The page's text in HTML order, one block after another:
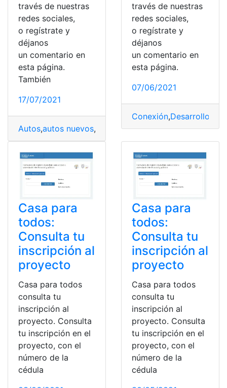
través de nuestras
redes sociales,
o regístrate y
déjanos
un comentario en
esta página.
También
17/07/2021
Autos,autos nuevos, coche eléctrico,Coches,España,
través de nuestras
redes sociales,
o regístrate y
déjanos
un comentario en
esta página.
07/06/2021
Conexión,Desarrollo
Casa para
todos:
Consulta tu
inscripción al
proyecto
Casa para todos
consulta tu
inscripción al
proyecto. Consulta
tu inscripción en el
proyecto, con el
número de la
cédula
Casa para
todos:
Consulta tu
inscripción al
proyecto
Casa para todos
consulta tu
inscripción al
proyecto. Consulta
tu inscripción en el
proyecto, con el
número de la
cédula